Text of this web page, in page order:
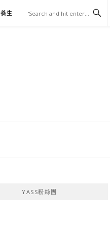
養生 伴手禮
YASS粉絲團